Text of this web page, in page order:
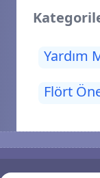
Yardım
Flört